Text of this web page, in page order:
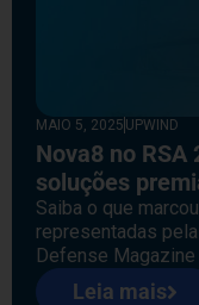
MAIO 5, 2025 UPWIND
Nova8 no RSA
soluções
Saiba o que
representadas
Defense
Leia mais